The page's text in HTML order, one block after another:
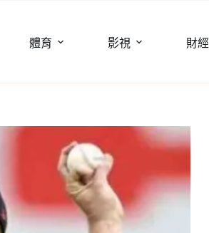
體育 影視 財經